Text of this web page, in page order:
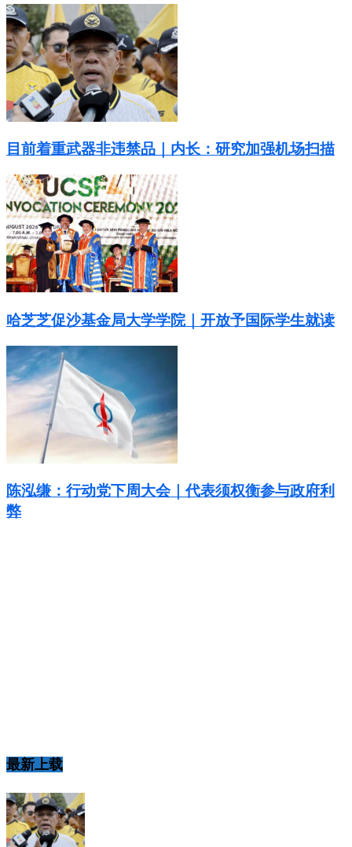
目前着重武器非违禁品｜内长：研究加强机场扫描
哈芝芝促沙基金局大学学院｜开放予国际学生就读
陈泓缣：行动党下周大会｜代表须权衡参与政府利
弊
最新上载